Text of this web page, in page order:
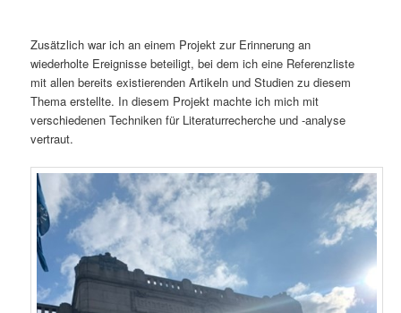
Zusätzlich war ich an einem Projekt zur Erinnerung an
wiederholte Ereignisse beteiligt, bei dem ich eine Referenzliste
mit allen bereits existierenden Artikeln und Studien zu diesem
Thema erstellte. In diesem Projekt machte ich mich mit
verschiedenen Techniken für Literaturrecherche und -analyse
vertraut.